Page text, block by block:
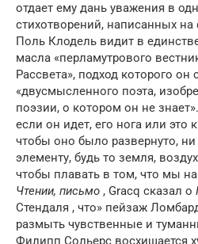
отдает ему дань уважения в
стихотворений, написанных
Поль Клодель видит в
масла «перламутрового
Рассвета», подход которого
«двусмысленного поэта,
поэзии, о котором он не
если он идет, его нога или это
чтобы оно было развернуто,
элементу, будь то земля,
чтобы плавать в том, что мы
Чтении, письмо , Gracq сказал о
Стендаля , что» пейзаж
размыть чувственные и
Филипп Сольерс восхищается